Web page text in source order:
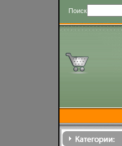
Поиск